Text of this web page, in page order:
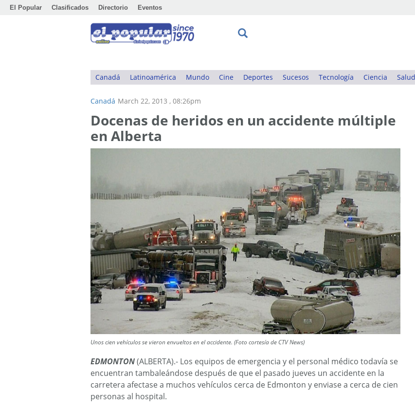
El Popular Clasificados Directorio Eventos
Canadá Latinoamérica Mundo Cine Deportes Sucesos Tecnología Ciencia Salud
Canadá March 22, 2013 , 08:26pm
Docenas de heridos en un accidente múltiple
en Alberta
Unos cien vehículos se vieron envueltos en el accidente. (Foto cortesía de CTV News)
EDMONTON(ALBERTA).- Los equipos de emergencia y el personal médico todavía se
encuentran tambaleándose después de que el pasado jueves un accidente en la
carretera afectase a muchos vehículos cerca de Edmonton y enviase a cerca de cien
personas al hospital.